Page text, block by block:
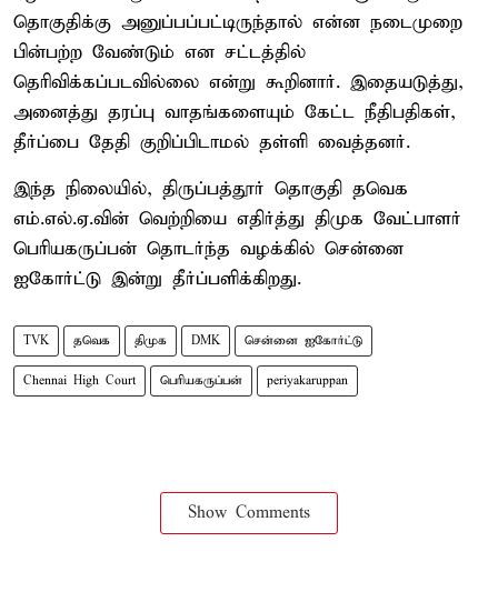
தொகுதிக்கு அனுப்பப்பட்டிருந்தால் என்ன நடைமுறை
பின்பற்ற வேண்டும் என சட்டத்தில்
தெரிவிக்கப்படவில்லை என்று கூறினார். இதையடுத்து,
அனைத்து தரப்பு வாதங்களையும் கேட்ட நீதிபதிகள்,
தீர்ப்பை தேதி குறிப்பிடாமல் தள்ளி வைத்தனர்.
இந்த நிலையில், திருப்பத்தூர் தொகுதி தவெக
எம்.எல்.ஏ.வின் வெற்றியை எதிர்த்து திமுக வேட்பாளர்
பெரியகருப்பன் தொடர்ந்த வழக்கில் சென்னை
ஐகோர்ட்டு இன்று தீர்ப்பளிக்கிறது.
TVK தவெக திமுக DMK சென்னை ஐகோர்ட்டு
Chennai High Court பெரியகருப்பன் periyakaruppan
Show Comments